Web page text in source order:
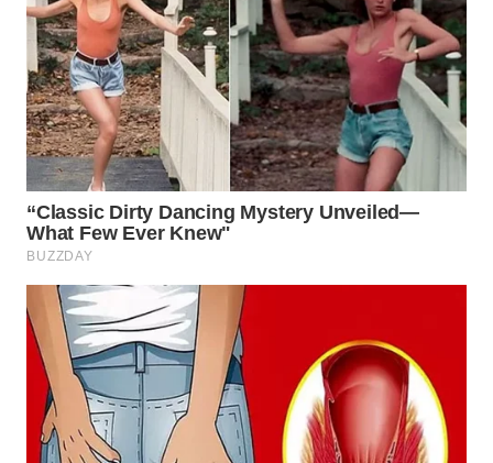
CIREBON
WN
INDRAMAYU
WN
KUNINGAN
WN
MAJALENGKA
WN
SUBANG
WN
SUKABUMI